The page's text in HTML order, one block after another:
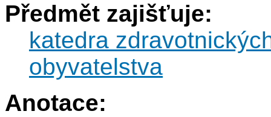
Předmět zajišťuje:
katedra
obyvatelstva
Anotace: